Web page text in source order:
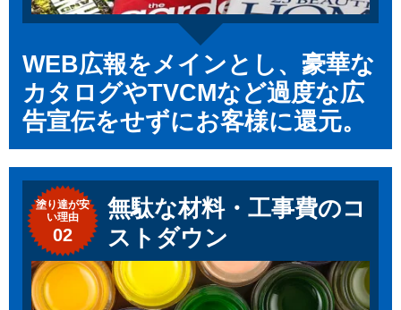
WEB広報をメインとし、豪華な
カタログやTVCMなど過度な広
告宣伝をせずにお客様に還元。
塗り達が安
い理由
02
無駄な材料・工事費のコ
ストダウン